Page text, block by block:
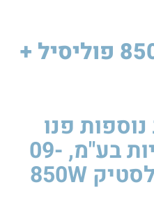
סיקה לסטיק 850W פוליסיל +
פנו
לפולידן טכנולוגיות בע"מ, 09-